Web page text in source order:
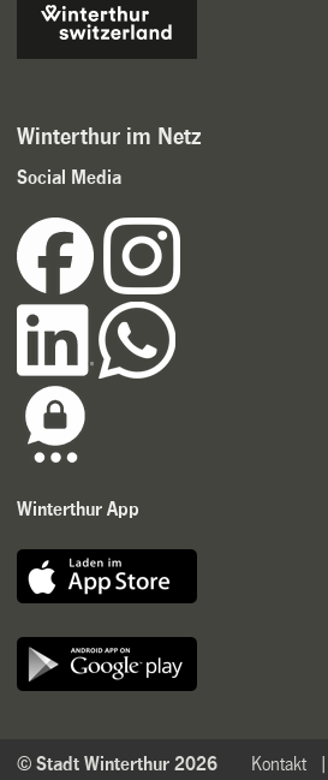
Winterthur im Netz
Social Media
Winterthur App
Kontakt
© Stadt Winterthur 2026